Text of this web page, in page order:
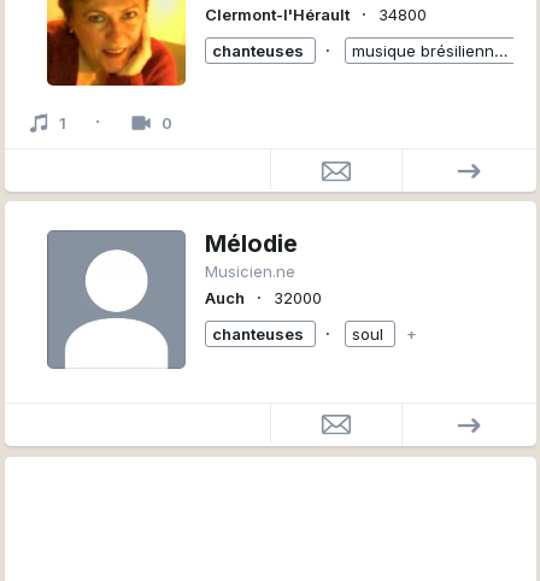
Clermont-l'Hérault
∙
34800
chanteuses
∙ musique brésilienne: bossa nova, samba, baian, variétés.
1 · 0
Mélodie
Musicien.ne
Auch
∙
32000
chanteuses
∙ soul +